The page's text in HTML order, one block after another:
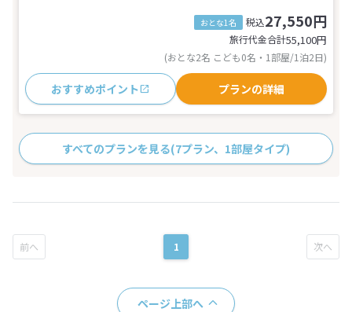
おとな1名 税込27,550円
旅行代金合計55,100円
(おとな2名 こども0名・1部屋/1泊2日)
おすすめポイント プランの詳細
すべてのプランを見る(7プラン、1部屋タイプ)
1
ページ上部へ